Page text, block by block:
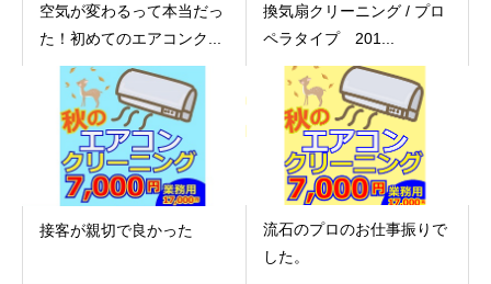
空気が変わるって本当だっ
た！初めてのエアコンク...
換気扇クリーニング / プロ
ペラタイプ 201...
接客が親切で良かった
流石のプロのお仕事振りで
した。